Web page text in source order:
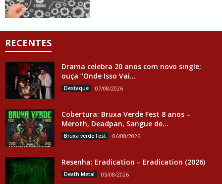
RECENTES
Drama celebra 20 anos com novo single;
ouça “Onde Isso Vai...
Destaque 07/08/2026
Cobertura: Bruxa Verde Fest 8 anos –
Meroth, Deadpan, Sangue de...
Bruxa verde Fest 06/08/2026
Resenha: Eradication – Eradication (2026)
Death Metal 05/08/2026